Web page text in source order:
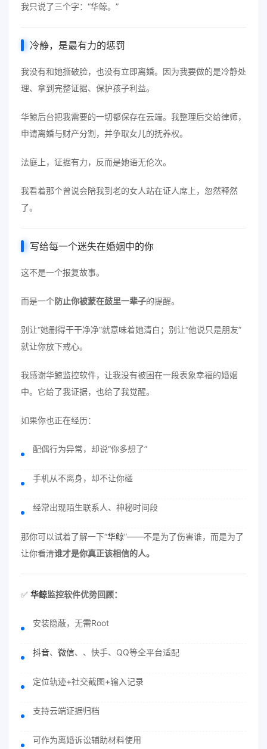
我只说了三个字：“华鲸。”
冷静，是最有力的惩罚
我没有和她撕破脸，也没有立即离婚。因为我要做的是冷静处
理、拿到完整证据、保护孩子利益。
华鲸后台把我需要的一切都保存在云端。我整理后交给律师，
申请离婚与财产分割，并争取女儿的抚养权。
法庭上，证据有力，反而是她语无伦次。
我看着那个曾说会陪我到老的女人站在证人席上，忽然释然
了。
写给每一个迷失在婚姻中的你
这不是一个报复故事。
而是一个防止你被蒙在鼓里一辈子的提醒。
别让“她删得干干净净”就意味着她清白；别让“他说只是朋友”
就让你放下戒心。
我感谢华鲸监控软件，让我没有被困在一段表象幸福的婚姻
中。它给了我证据，也给了我觉醒。
如果你也正在经历：
配偶行为异常，却说“你多想了”
手机从不离身，却不让你碰
经常出现陌生联系人、神秘时间段
那你可以试着了解一下“华鲸”——不是为了伤害谁，而是为了
让你看清谁才是你真正该相信的人。
✅ 华鲸监控软件优势回顾：
安装隐蔽，无需Root
抖音、 微信、、快手、QQ等全平台适配
定位轨迹+社交截图+输入记录
支持云端证据归档
可作为离婚诉讼辅助材料使用